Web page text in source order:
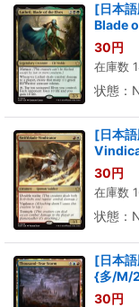
[日本
Blade
30円
在庫数
状態：
[日本
30円
在庫数
状態：
[日本
{多/M/
30円